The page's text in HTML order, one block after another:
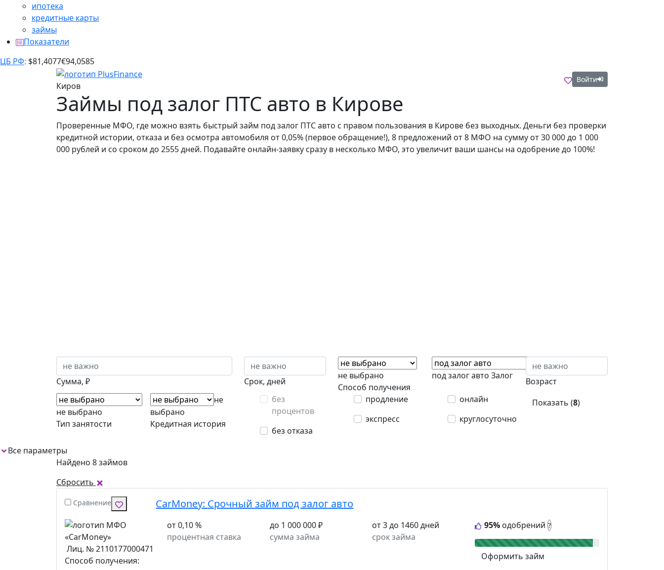
ипотека
кредитные карты
займы
Показатели
ЦБ РФ: $81,4077€94,0585
Киров
Войти
Займы под залог ПТС авто в Кирове
Проверенные МФО, где можно взять быстрый займ под залог ПТС авто с правом пользования в Кирове без выходных. Деньги без проверки
кредитной истории, отказа и без осмотра автомобиля от 0,05% (первое обращение!), 8 предложений от 8 МФО на сумму от 30 000 до 1 000
000 рублей и со сроком до 2555 дней. Подавайте онлайн-заявку сразу в несколько МФО, это увеличит ваши шансы на одобрение до 100%!
Сумма, ₽ Срок, дней
не выбрано
Способ получения
под залог авто Залог
Возраст
не выбрано
Тип занятости
не
выбрано
Кредитная история
без
процентов
без отказа
продление
экспресс
онлайн
круглосуточно
Показать (8)
Все параметры
Найдено 8 займов
Сбросить
Сравнение CarMoney: Срочный займ под залог авто
Лиц. № 2110177000471
от 0,10 %
процентная ставка
до 1 000 000 ₽
сумма займа
от 3 до 1460 дней
срок займа
Способ получения:
95%одобрений ?
Оформить займ